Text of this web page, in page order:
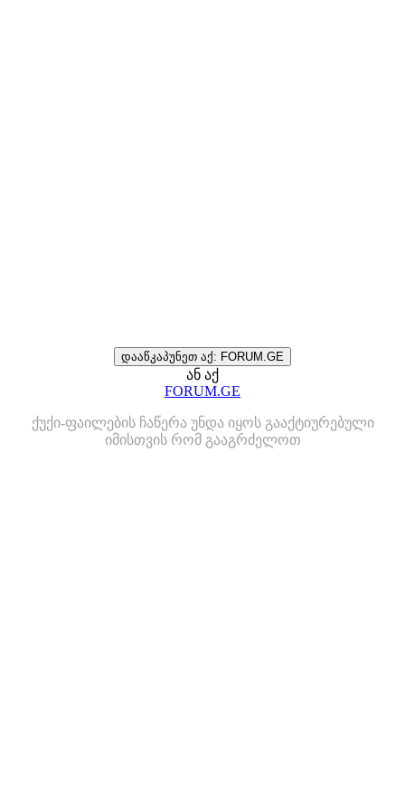
დააწკაპუნეთ აქ: FORUM.GE
ან აქ
FORUM.GE
ქუქი-ფაილების ჩაწერა უნდა იყოს გააქტიურებული
იმისთვის რომ გააგრძელოთ